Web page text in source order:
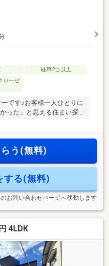
駐車2台以上
ローゼ
です♪お客様一人ひとりに
った」と思える住まい探
☆丁寧で分かりやすいご
アフターフォローも安心
査が難しかった方も、無
ますので、お気軽にご相
う(無料)
する(無料)
お問い合わせページへ移動します
4LDK